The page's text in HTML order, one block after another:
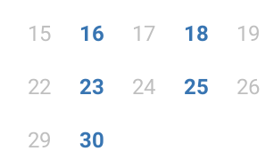
15 16 17 18 19
22 23 24 25 26
29 30